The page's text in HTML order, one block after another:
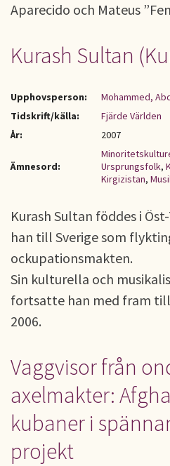
Aparecido och Mateus
Kurash Sultan
Upphovsperson:
Mohammed,
Tidskrift/källa:
Fjärde Världen
År:
2007
Ämnesord:
Ursprungsfolk,
Kirgizistan,
Kurash Sultan föddes i
han till Sverige som
ockupationsmakten.
Sin kulturella och
fortsatte han med fram
2006.
Vaggvisor från
axelmakter:
kubaner i
projekt